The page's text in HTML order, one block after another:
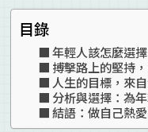
目錄
年輕人該怎麼選
搏擊路上的堅持
人生的目標，來
分析與選擇：為
結語：做自己熱